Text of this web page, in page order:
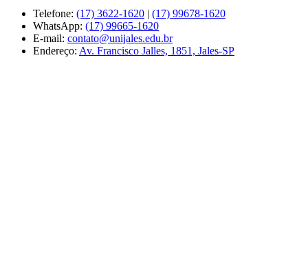
Telefone: (17) 3622-1620 | (17) 99678-1620
WhatsApp: (17) 99665-1620
E-mail: contato@unijales.edu.br
Endereço: Av. Francisco Jalles, 1851, Jales-SP